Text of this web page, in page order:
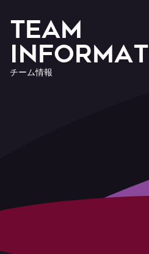
TEAM
Informat
チーム情報